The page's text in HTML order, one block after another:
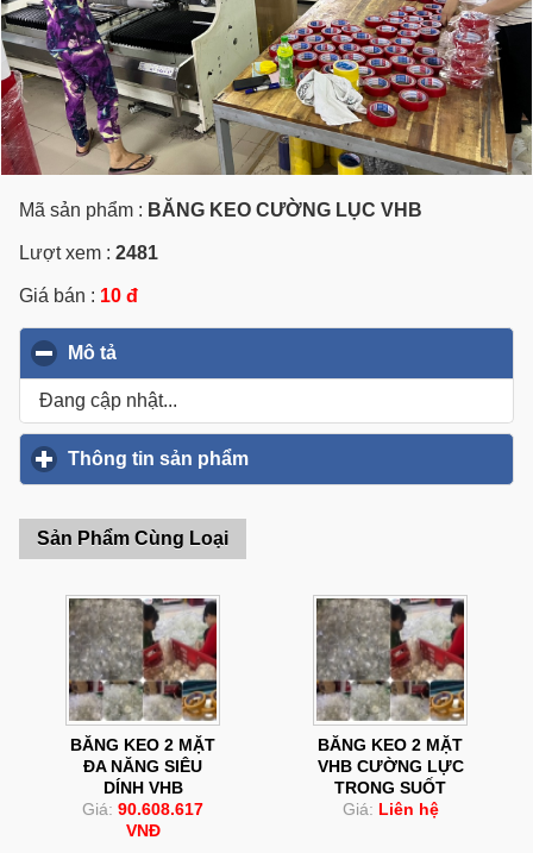
Mã sản phẩm : BĂNG KEO CƯỜNG LỤC VHB
Lượt xem : 2481
Giá bán : 10 đ
Mô tả
Đang cập nhật...
Thông tin sản phẩm
Sản Phẩm Cùng Loại
BĂNG KEO 2 MẶT
ĐA NĂNG SIÊU
DÍNH VHB
Giá: 90.608.617
VNĐ
BĂNG KEO 2 MẶT
VHB CƯỜNG LỰC
TRONG SUỐT
Giá: Liên hệ